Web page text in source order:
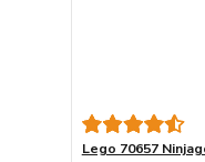
Lego 70657